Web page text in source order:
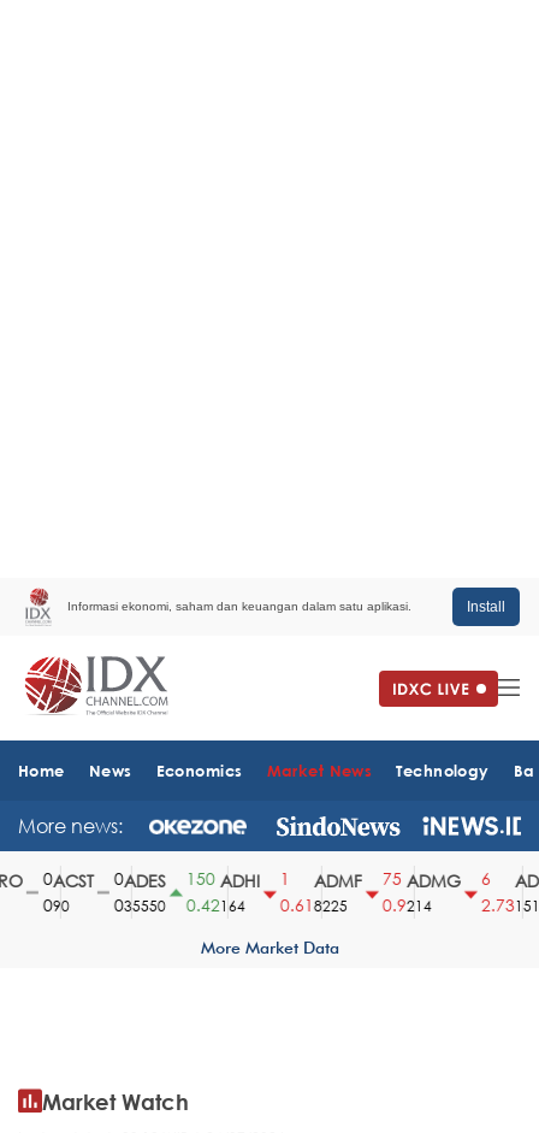
Informasi ekonomi, saham dan keuangan dalam satu aplikasi. Install
Home News Economics Market News Technology
More news:
ACST
90
ADES
35550
150
0.42
ADHI
164
0.61
ADMF
8225
75
0.9
ADMG
214
2.731510
More Market Data
Market Watch